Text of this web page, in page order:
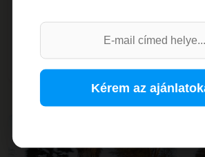
GYORSAN FOGYÓ AJÁNLAT!
1 351 500 Ft
Kérem az